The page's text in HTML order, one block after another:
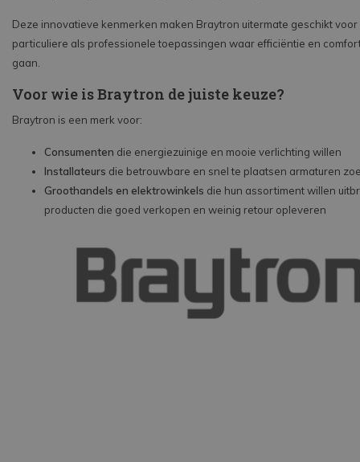
Deze innovatieve kenmerken maken Braytron uitermate geschikt
particuliere als professionele toepassingen waar efficiëntie en
gaan.
Voor wie is Braytron de juiste keuze?
Braytron is een merk voor:
Consumenten die energiezuinige en mooie verlichting willen
Installateurs die betrouwbare en snel te plaatsen armaturen
Groothandels en elektrowinkels die hun assortiment willen
producten die goed verkopen en weinig retour opleveren